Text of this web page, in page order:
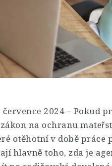
2024 – Pokud
na ochranu
otěhotní v době práce
hlavně toho, zda je